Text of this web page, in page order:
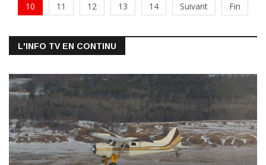
10
11 12 13 14 Suivant Fin
L'INFO TV EN CONTINU